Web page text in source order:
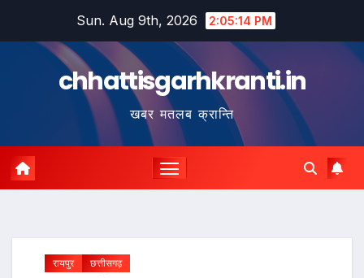
Sun. Aug 9th, 2026 2:05:15 PM
chhattisgarhkranti.in
खबर मतलब क्रान्ति
रायपुर छत्तीसगढ़